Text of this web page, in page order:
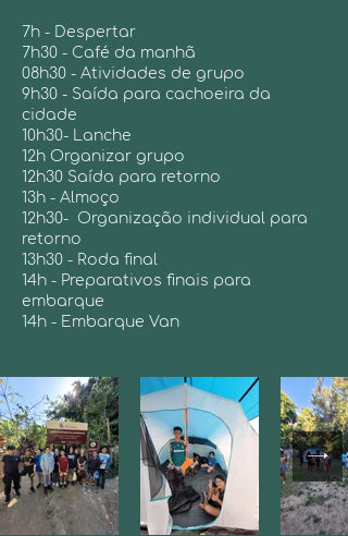
​7h - Despertar
7h30 - Café da manhã
08h30 - Atividades de grupo
9h30 - Saída para cachoeira da
cidade
10h30- Lanche
12h Organizar grupo
12h30 Saída para retorno
13h - Almoço
12h30- Organização individual para
retorno
13h30 - Roda final
14h - Preparativos finais para
embarque
14h - Embarque Van